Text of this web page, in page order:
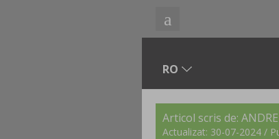
Articol scris de:
Actualizat: 30-07-2024 /